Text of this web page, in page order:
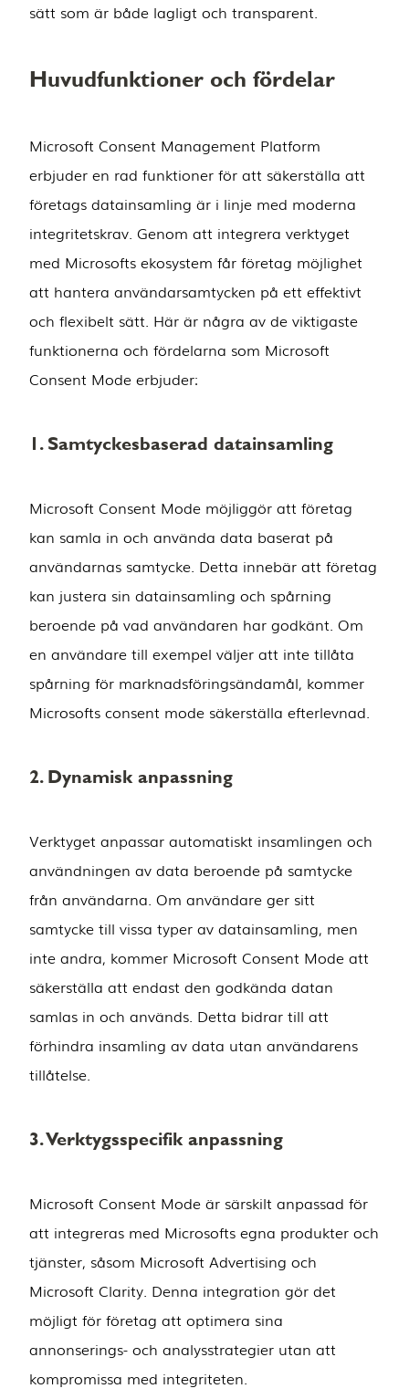
sätt som är både lagligt och transparent.
Huvudfunktioner och fördelar
Microsoft Consent Management Platform
erbjuder en rad funktioner för att säkerställa att
företags datainsamling är i linje med moderna
integritetskrav. Genom att integrera verktyget
med Microsofts ekosystem får företag möjlighet
att hantera användarsamtycken på ett effektivt
och flexibelt sätt. Här är några av de viktigaste
funktionerna och fördelarna som Microsoft
Consent Mode erbjuder:
1. Samtyckesbaserad datainsamling
Microsoft Consent Mode möjliggör att företag
kan samla in och använda data baserat på
användarnas samtycke. Detta innebär att företag
kan justera sin datainsamling och spårning
beroende på vad användaren har godkänt. Om
en användare till exempel väljer att inte tillåta
spårning för marknadsföringsändamål, kommer
Microsofts consent mode säkerställa efterlevnad.
2. Dynamisk anpassning
Verktyget anpassar automatiskt insamlingen och
användningen av data beroende på samtycke
från användarna. Om användare ger sitt
samtycke till vissa typer av datainsamling, men
inte andra, kommer Microsoft Consent Mode att
säkerställa att endast den godkända datan
samlas in och används. Detta bidrar till att
förhindra insamling av data utan användarens
tillåtelse.
3. Verktygsspecifik anpassning
Microsoft Consent Mode är särskilt anpassad för
att integreras med Microsofts egna produkter och
tjänster, såsom Microsoft Advertising och
Microsoft Clarity. Denna integration gör det
möjligt för företag att optimera sina
annonserings- och analysstrategier utan att
kompromissa med integriteten.